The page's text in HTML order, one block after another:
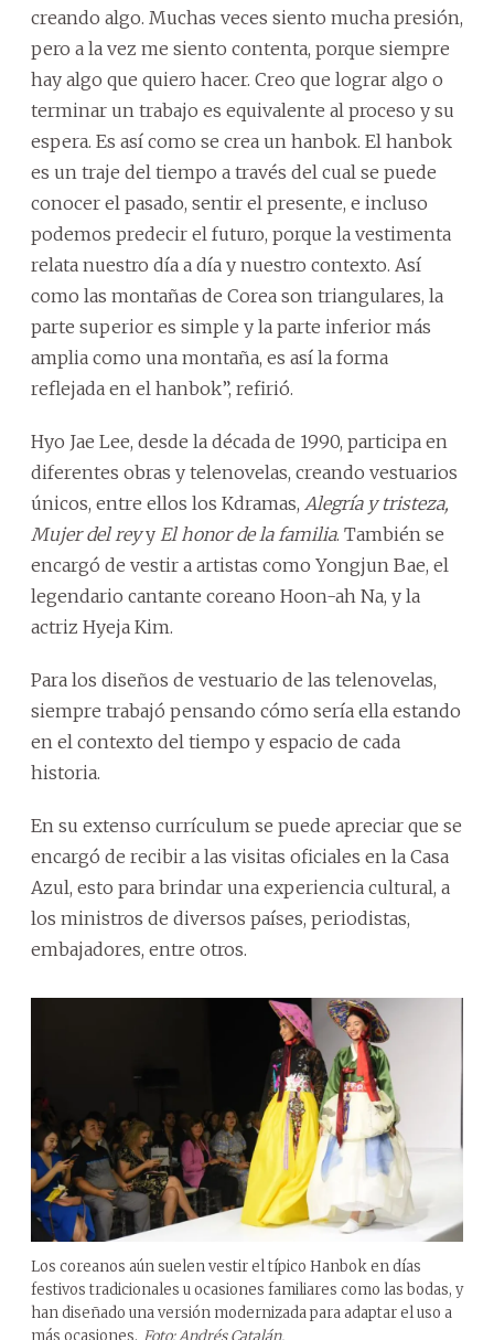
creando algo. Muchas veces siento mucha presión,
pero a la vez me siento contenta, porque siempre
hay algo que quiero hacer. Creo que lograr algo o
terminar un trabajo es equivalente al proceso y su
espera. Es así como se crea un hanbok. El hanbok
es un traje del tiempo a través del cual se puede
conocer el pasado, sentir el presente, e incluso
podemos predecir el futuro, porque la vestimenta
relata nuestro día a día y nuestro contexto. Así
como las montañas de Corea son triangulares, la
parte superior es simple y la parte inferior más
amplia como una montaña, es así la forma
reflejada en el hanbok”, refirió.
Hyo Jae Lee, desde la década de 1990, participa en
diferentes obras y telenovelas, creando vestuarios
únicos, entre ellos los Kdramas, Alegría y tristeza,
Mujer del reyy El honor de la familia. También se
encargó de vestir a artistas como Yongjun Bae, el
legendario cantante coreano Hoon-ah Na, y la
actriz Hyeja Kim.
Para los diseños de vestuario de las telenovelas,
siempre trabajó pensando cómo sería ella estando
en el contexto del tiempo y espacio de cada
historia.
En su extenso currículum se puede apreciar que se
encargó de recibir a las visitas oficiales en la Casa
Azul, esto para brindar una experiencia cultural, a
los ministros de diversos países, periodistas,
embajadores, entre otros.
Los coreanos aún suelen vestir el típico Hanbok en días
festivos tradicionales u ocasiones familiares como las bodas, y
han diseñado una versión modernizada para adaptar el uso a
más ocasiones. Foto: Andrés Catalán.